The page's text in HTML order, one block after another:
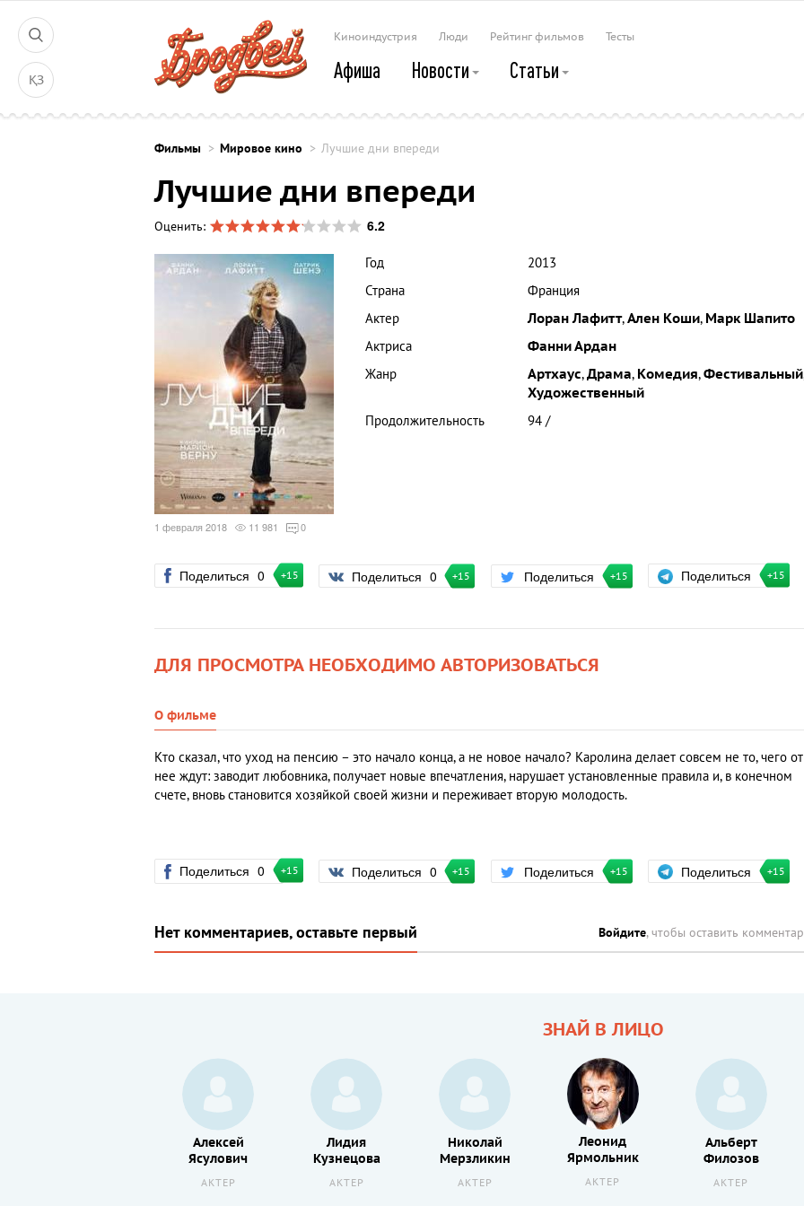
ҚЗ
Киноиндустрия Люди Рейтинг фильмов Тесты
Афиша Новости Статьи
Фильмы Мировое кино Лучшие дни впереди
Лучшие дни впереди
Оценить: 6.2
1 февраля 2018 11 981 0
Год
2013
Страна
Франция
Актер
Лоран Лафитт,Ален Коши, Марк Шапито
Актриса
Фанни Ардан
Жанр
Артхаус,Драма, Комедия,Фестивальный,
Художественный
Продолжительность
94 /
Поделиться 0 +15 Поделиться 0 +15 Поделиться +15 Поделиться +15
ДЛЯ ПРОСМОТРА НЕОБХОДИМО АВТОРИЗОВАТЬСЯ
О фильме
Кто сказал, что уход на пенсию – это начало конца, а не новое начало? Каролина делает совсем не то, чего от
нее ждут: заводит любовника, получает новые впечатления, нарушает установленные правила и, в конечном
счете, вновь становится хозяйкой своей жизни и переживает вторую молодость.
Поделиться 0 +15 Поделиться 0 +15 Поделиться +15 Поделиться +15
Нет комментариев, оставьте первый Войдите, чтобы оставить
ЗНАЙ В ЛИЦО
Алексей
Ясулович
АКТЕР
Лидия
Кузнецова
АКТЕР
Николай
Мерзликин
АКТЕР
Леонид
Ярмольник
АКТЕР
Альберт
Филозов
АКТЕР